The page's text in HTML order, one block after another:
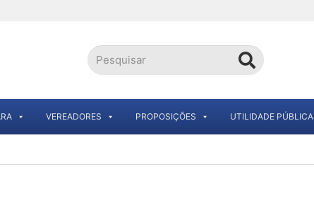
VEREADORES PROPOSIÇÕES UTILIDADE PÚBLICA